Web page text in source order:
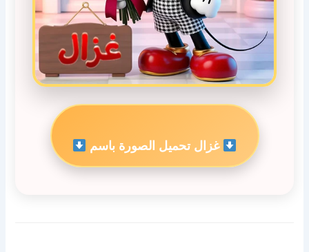
غزال تحميل الصورة باسم